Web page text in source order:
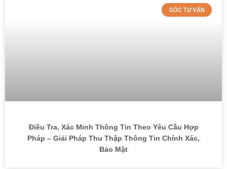
GÓC TƯ VẤN
Điều Tra, Xác Minh Thông Tin Theo Yêu Cầu Hợp
Pháp – Giải Pháp Thu Thập Thông Tin Chính Xác,
Bảo Mật